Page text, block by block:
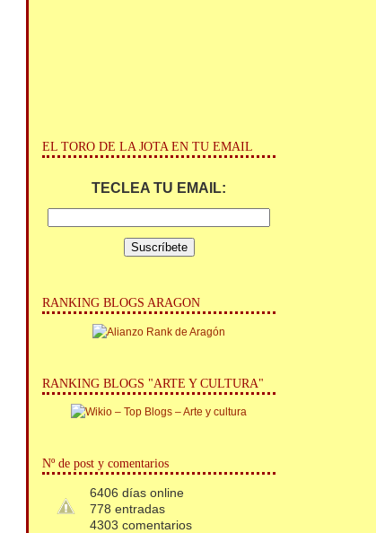
EL TORO DE LA JOTA EN TU EMAIL
TECLEA TU EMAIL:
RANKING BLOGS ARAGON
RANKING BLOGS "ARTE Y CULTURA"
Nº de post y comentarios
6406 días online
778 entradas
4303 comentarios